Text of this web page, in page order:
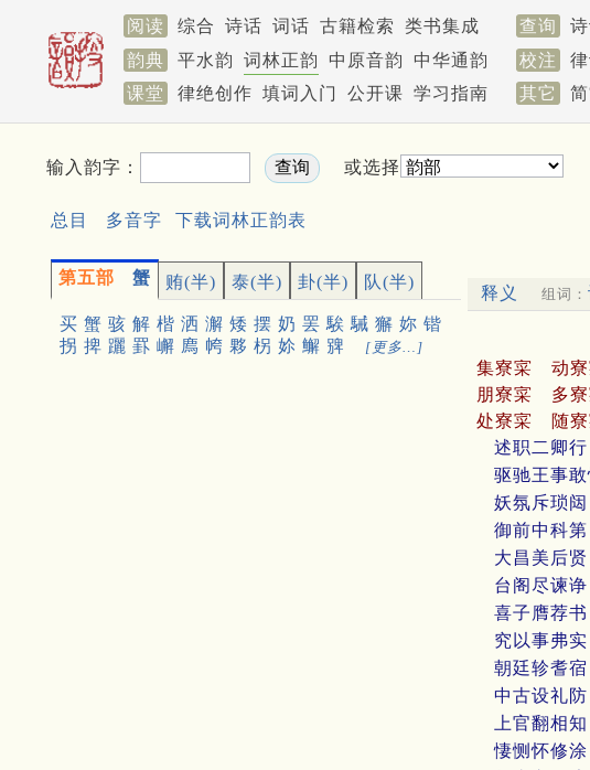
阅读 综合 诗话 词话 古籍检索 类书集成 查询
韵典
平水韵 词林正韵 中原音韵 中华通韵 校注
课堂
律绝创作 填词入门 公开课 学习指南 其它
输入韵字： 或选择
总目 多音字 下载词林正韵表
第五部 蟹 贿(半) 泰(半) 卦(半) 队(半)
买 蟹 骇 解 楷 洒 澥 矮 摆 奶 罢 騃 駴 獬 妳 锴
拐 捭 躧 罫 嶰 廌 㡁 夥 柺 㚷 䲒 㗗 [更多…]
释义 组词：
集寮寀 动
朋寮寀
多
处寮寀
随
述职二卿行
驱驰王事敢
妖氛斥琐闼
御前中科第
大昌美后贤
台阁尽谏诤
喜子膺荐书
究以事弗实
朝廷轸耆宿
中古设礼防
上官翻相
悽恻怀修涂